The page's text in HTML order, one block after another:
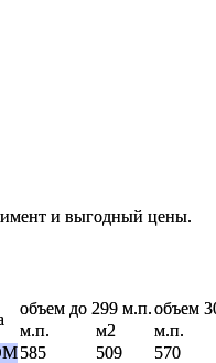
и выгодный цены.
объем до 299 м.п.объем
м.п.
м2 м.п.
585 509 570